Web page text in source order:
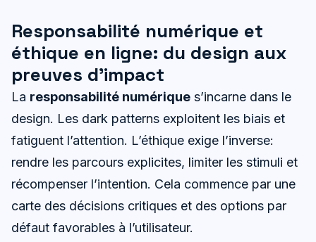
Responsabilité numérique et
éthique en ligne: du design aux
preuves d’impact
La responsabilité numérique s’incarne dans le
design. Les dark patterns exploitent les biais et
fatiguent l’attention. L’éthique exige l’inverse:
rendre les parcours explicites, limiter les stimuli et
récompenser l’intention. Cela commence par une
carte des décisions critiques et des options par
défaut favorables à l’utilisateur.